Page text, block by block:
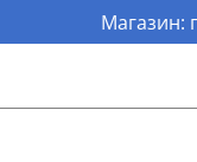
Магазин: